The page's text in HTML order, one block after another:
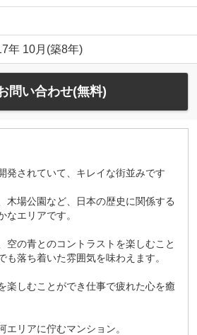
年 10月(築8年)
問い合わせ(無料)
発されていて、キレイな街並みです
木場公園など、日本の歴史に関係する
なエリアです。
空の青とのコントラストを楽しむこと
も落ち着いた雰囲気を味わえます。
楽しむことができ仕事で疲れた心を癒
エリアに佇むマンション。